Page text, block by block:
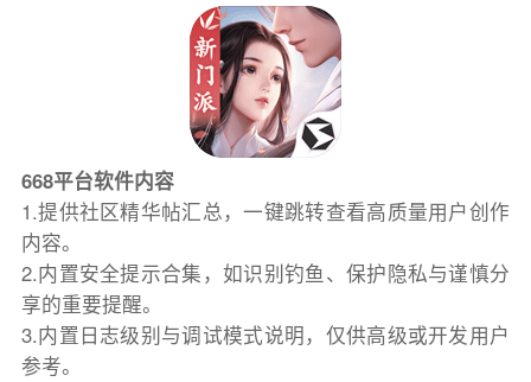
668平台软件内容
1.提供社区精华帖汇总，一键跳转查看高质量用户创作
内容。
2.内置安全提示合集，如识别钓鱼、保护隐私与谨慎分
享的重要提醒。
3.内置日志级别与调试模式说明，仅供高级或开发用户
参考。